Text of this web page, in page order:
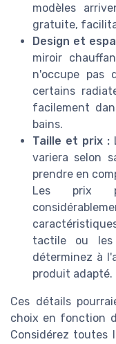
modèles
gratuite,
Design et
miroir
n'occupe pas
certains
facilement
bains.
Taille et prix :
variera selon
prendre en
Les prix
tactile ou les
déterminez à
produit adapté.
Ces détails
choix en fonction
Considérez toutes